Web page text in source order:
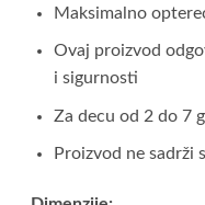
Maksimalno
Ovaj proizvod
i sigurnosti
Za decu od 2 do 7
Proizvod ne sadrži